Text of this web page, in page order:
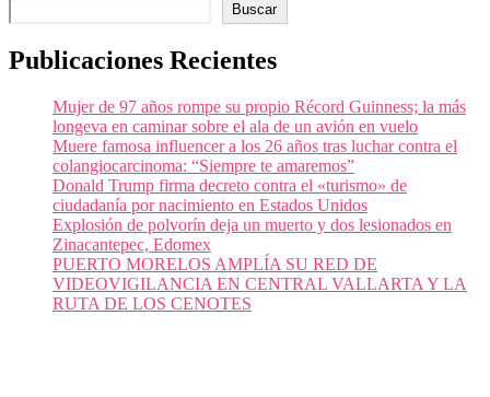
Buscar
Publicaciones Recientes
Mujer de 97 años rompe su propio Récord Guinness; la más
longeva en caminar sobre el ala de un avión en vuelo
Muere famosa influencer a los 26 años tras luchar contra el
colangiocarcinoma: “Siempre te amaremos”
Donald Trump firma decreto contra el «turismo» de
ciudadanía por nacimiento en Estados Unidos
Explosión de polvorín deja un muerto y dos lesionados en
Zinacantepec, Edomex
PUERTO MORELOS AMPLÍA SU RED DE
VIDEOVIGILANCIA EN CENTRAL VALLARTA Y LA
RUTA DE LOS CENOTES